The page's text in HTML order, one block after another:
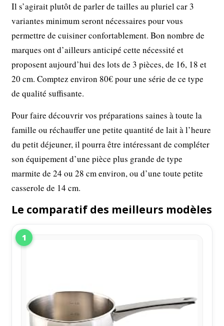
Il s’agirait plutôt de parler de tailles au pluriel car 3
variantes minimum seront nécessaires pour vous
permettre de cuisiner confortablement. Bon nombre de
marques ont d’ailleurs anticipé cette nécessité et
proposent aujourd’hui des lots de 3 pièces, de 16, 18 et
20 cm. Comptez environ 80€ pour une série de ce type
de qualité suffisante.
Pour faire découvrir vos préparations saines à toute la
famille ou réchauffer une petite quantité de lait à l’heure
du petit déjeuner, il pourra être intéressant de compléter
son équipement d’une pièce plus grande de type
marmite de 24 ou 28 cm environ, ou d’une toute petite
casserole de 14 cm.
Le comparatif des meilleurs modèles
1